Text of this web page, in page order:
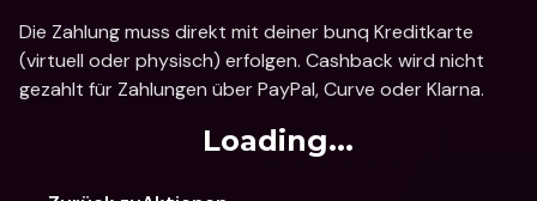
Die Zahlung muss direkt mit deiner bunq Kreditkarte
(virtuell oder physisch) erfolgen. Cashback wird nicht
gezahlt für Zahlungen über PayPal, Curve oder Klarna.
Loading...